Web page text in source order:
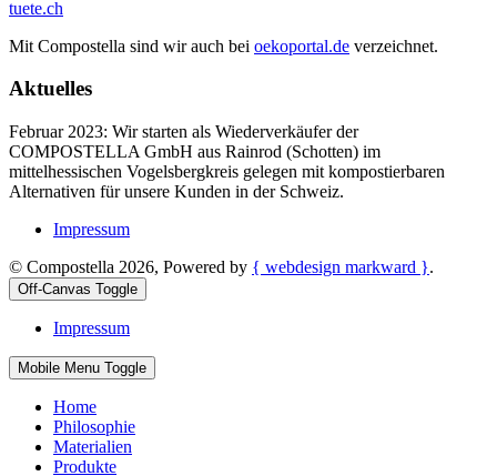
tuete.ch
Mit Compostella sind wir auch bei oekoportal.de verzeichnet.
Aktuelles
Februar 2023: Wir starten als Wiederverkäufer der
COMPOSTELLA GmbH aus Rainrod (Schotten) im
mittelhessischen Vogelsbergkreis gelegen mit kompostierbaren
Alternativen für unsere Kunden in der Schweiz.
Impressum
© Compostella 2026, Powered by { webdesign markward }.
Off-Canvas Toggle
Impressum
Mobile Menu Toggle
Home
Philosophie
Materialien
Produkte